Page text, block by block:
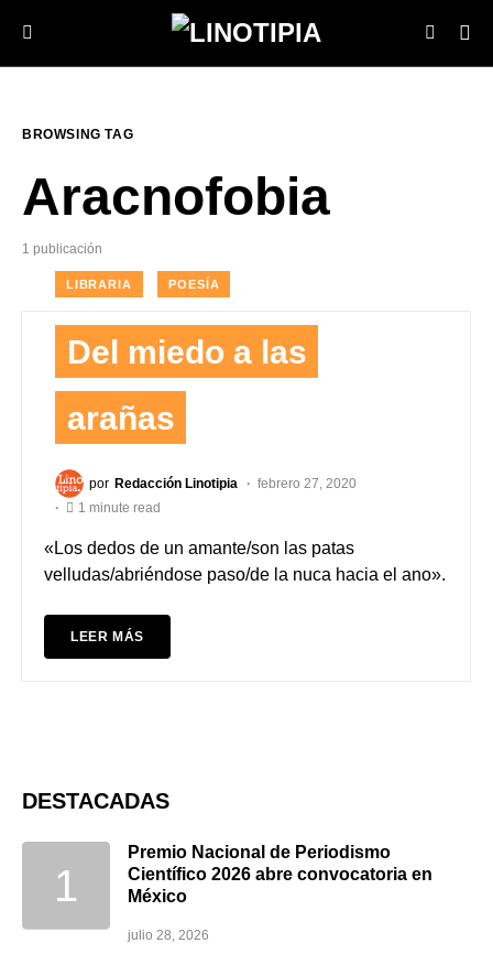
BROWSING TAG
Aracnofobia
1 publicación
LIBRARIA POESÍA
Del miedo a las
arañas
por Redacción Linotipia
febrero 27, 2020
1 minute read
«Los dedos de un amante/son las patas
velludas/abriéndose paso/de la nuca hacia el ano».
LEER MÁS
DESTACADAS
Premio Nacional de Periodismo
Científico 2026 abre convocatoria en
México
julio 28, 2026